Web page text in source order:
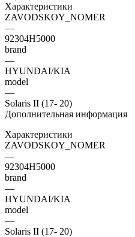
Характеристики
ZAVODSKOY_NOMER
—
92304H5000
brand
—
HYUNDAI/KIA
model
—
Solaris II (17- 20)
Дополнительная информация
Характеристики
ZAVODSKOY_NOMER
—
92304H5000
brand
—
HYUNDAI/KIA
model
—
Solaris II (17- 20)